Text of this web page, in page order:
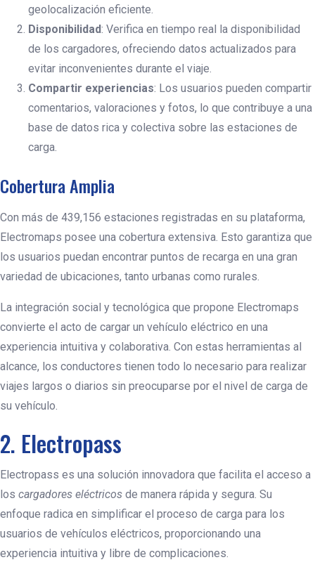
geolocalización eficiente.
Disponibilidad: Verifica en tiempo real la disponibilidad
de los cargadores, ofreciendo datos actualizados para
evitar inconvenientes durante el viaje.
Compartir experiencias: Los usuarios pueden compartir
comentarios, valoraciones y fotos, lo que contribuye a una
base de datos rica y colectiva sobre las estaciones de
carga.
Cobertura Amplia
Con más de 439,156 estaciones registradas en su plataforma,
Electromaps posee una cobertura extensiva. Esto garantiza que
los usuarios puedan encontrar puntos de recarga en una gran
variedad de ubicaciones, tanto urbanas como rurales.
La integración social y tecnológica que propone Electromaps
convierte el acto de cargar un vehículo eléctrico en una
experiencia intuitiva y colaborativa. Con estas herramientas al
alcance, los conductores tienen todo lo necesario para realizar
viajes largos o diarios sin preocuparse por el nivel de carga de
su vehículo.
2. Electropass
Electropass es una solución innovadora que facilita el acceso a
los cargadores eléctricos de manera rápida y segura. Su
enfoque radica en simplificar el proceso de carga para los
usuarios de vehículos eléctricos, proporcionando una
experiencia intuitiva y libre de complicaciones.